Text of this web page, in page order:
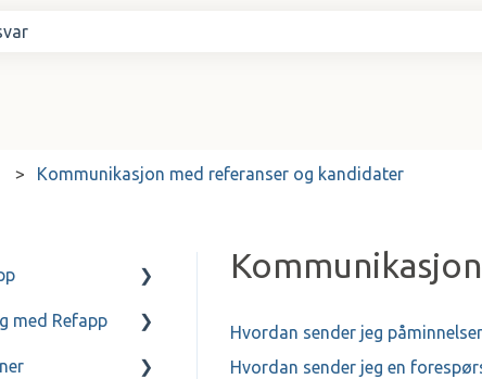
Kommunikasjon med referanser og kandidater
Hvordan sender jeg
Hvordan sender jeg en
med
med Refapp